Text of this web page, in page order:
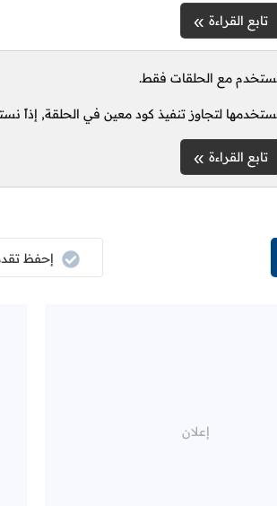
تابع القراءة
مع الحلقات فقط.
لتجاوز تنفيذ كود معين في الحلقة, إذاً
تابع القراءة
إحفظ